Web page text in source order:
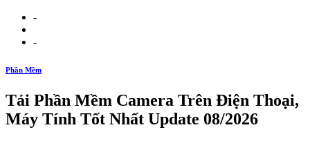
-
-
Phần Mềm
Tải Phần Mềm Camera Trên Điện Thoại,
Máy Tính Tốt Nhất Update 08/2026